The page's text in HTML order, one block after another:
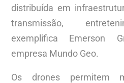
distribuída em
transmissão,
exemplifica Emerson
empresa Mundo Geo.
Os drones permitem